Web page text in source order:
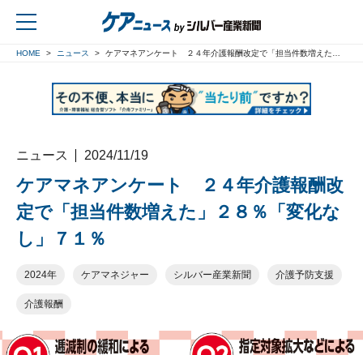
HOME ニュース ケアマネアンケート ２４年介護報酬改定で「担当件数増えた」２８％「変化なし」７１％
ニュース 2024/11/19
ケアマネアンケート ２４年介護報酬改
定で「担当件数増えた」２８％「変化な
し」７１％
2024年 ケアマネジャー シルバー産業新聞 介護予防支援
介護報酬